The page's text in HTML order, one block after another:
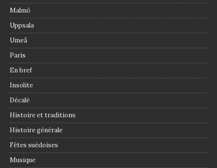
Malmö
Uppsala
Umeå
Paris
En bref
Insolite
Décalé
Histoire et traditions
Histoire générale
Fêtes suédoises
Musique